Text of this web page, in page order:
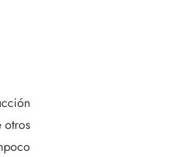
otros